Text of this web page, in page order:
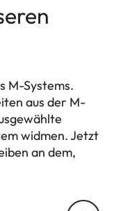
M-Systems.
aus der M-
widmen. Jetzt
an dem,